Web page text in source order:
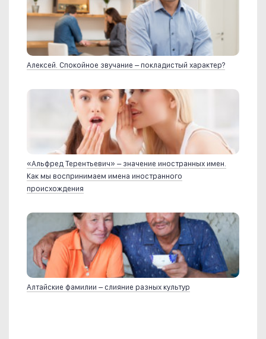
Алексей. Спокойное звучание – покладистый характер?
«Альфред Терентьевич» – значение иностранных имен.
Как мы воспринимаем имена иностранного
происхождения
Алтайские фамилии – слияние разных культур